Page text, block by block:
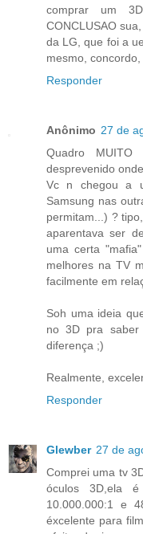
comprar um
CONCLUSAO
da LG, que foi a
mesmo,
Responder
Anônimo 27 de
Quadro
desprevenido
Vc n chegou a
Samsung nas
permitam...) ?
aparentava ser
uma certa
melhores na TV
facilmente em
Soh uma ideia
no 3D pra
diferença ;)
Realmente,
Responder
Glewber 27 de
Comprei uma tv
óculos 3D,ela
10.000.000:1 e
éxcelente para